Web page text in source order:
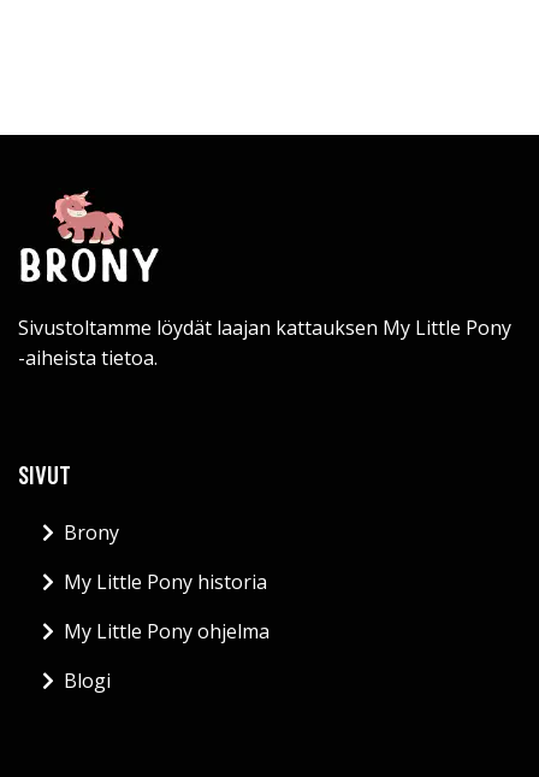
Sivustoltamme löydät laajan kattauksen My Little Pony
-aiheista tietoa.
SIVUT
Brony
My Little Pony historia
My Little Pony ohjelma
Blogi